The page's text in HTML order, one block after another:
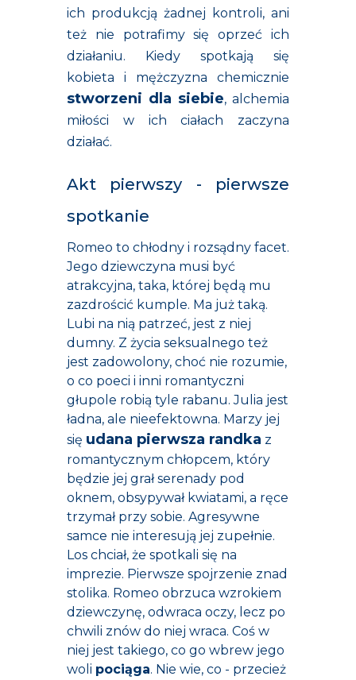
ich produkcją żadnej kontroli, ani
też nie potrafimy się oprzeć ich
działaniu. Kiedy spotkają się
kobieta i mężczyzna chemicznie
stworzeni dla siebie, alchemia
miłości w ich ciałach zaczyna
działać.
Akt pierwszy - pierwsze
spotkanie
Romeo to chłodny i rozsądny facet.
Jego dziewczyna musi być
atrakcyjna, taka, której będą mu
zazdrościć kumple. Ma już taką.
Lubi na nią patrzeć, jest z niej
dumny. Z życia seksualnego też
jest zadowolony, choć nie rozumie,
o co poeci i inni romantyczni
głupole robią tyle rabanu. Julia jest
ładna, ale nieefektowna. Marzy jej
się udana pierwsza randka z
romantycznym chłopcem, który
będzie jej grał serenady pod
oknem, obsypywał kwiatami, a ręce
trzymał przy sobie. Agresywne
samce nie interesują jej zupełnie.
Los chciał, że spotkali się na
imprezie. Pierwsze spojrzenie znad
stolika. Romeo obrzuca wzrokiem
dziewczynę, odwraca oczy, lecz po
chwili znów do niej wraca. Coś w
niej jest takiego, co go wbrew jego
woli pociąga. Nie wie, co - przecież